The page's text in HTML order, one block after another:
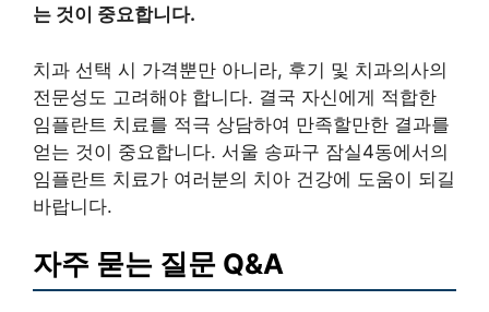
는 것이 중요합니다.
치과 선택 시 가격뿐만 아니라, 후기 및 치과의사의
전문성도 고려해야 합니다. 결국 자신에게 적합한
임플란트 치료를 적극 상담하여 만족할만한 결과를
얻는 것이 중요합니다. 서울 송파구 잠실4동에서의
임플란트 치료가 여러분의 치아 건강에 도움이 되길
바랍니다.
자주 묻는 질문 Q&A